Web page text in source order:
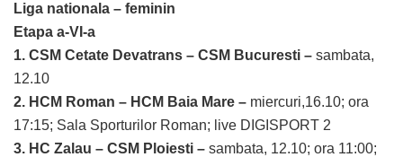
Liga nationala – feminin
Etapa a-VI-a
1. CSM Cetate Devatrans – CSM Bucuresti – sambata,
12.10
2. HCM Roman – HCM Baia Mare – miercuri,16.10; ora
17:15; Sala Sporturilor Roman; live DIGISPORT 2
3. HC Zalau – CSM Ploiesti – sambata, 12.10; ora 11:00;